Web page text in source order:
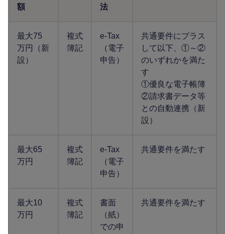
額
法
最大75
万円（新
設）
複式
簿記
e-Tax
（電子
申告）
共通要件にプラス
して以下、①～②
のいずれかを満た
す
①優良な電子帳簿
②請求書データ等
との自動連携（新
設）
最大65
万円
複式
簿記
e-Tax
（電子
申告）
共通要件を満たす
最大10
万円
複式
簿記
書面
（紙）
での申
共通要件を満たす